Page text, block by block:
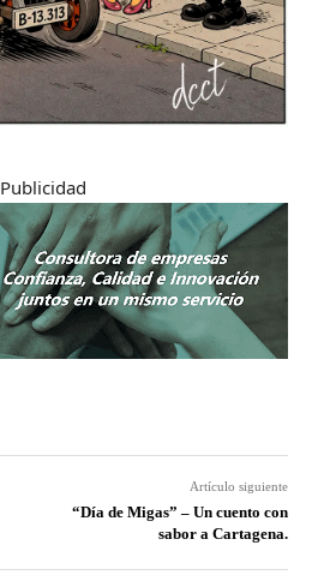
Publicidad
Artículo siguiente
“Día de Migas” – Un cuento con
sabor a Cartagena.